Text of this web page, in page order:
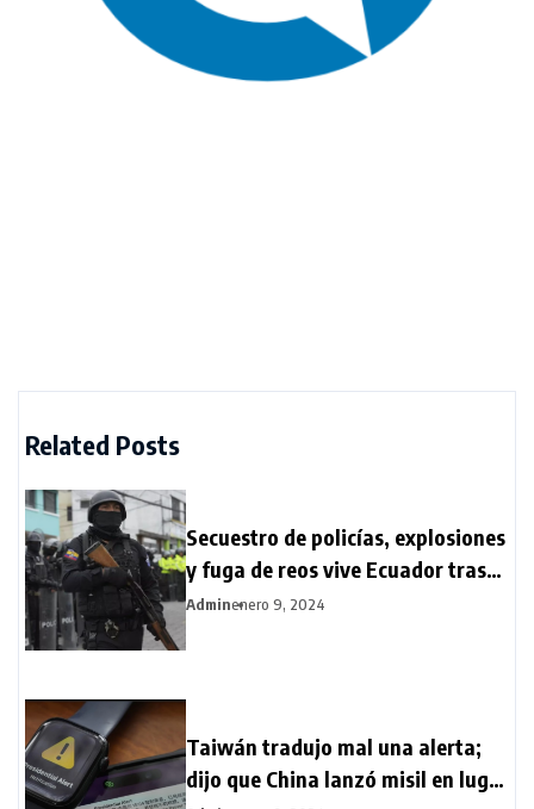
Related Posts
Secuestro de policías, explosiones
y fuga de reos vive Ecuador tras
estado de excepción
Adminenero 9, 2024
Taiwán tradujo mal una alerta;
dijo que China lanzó misil en lugar